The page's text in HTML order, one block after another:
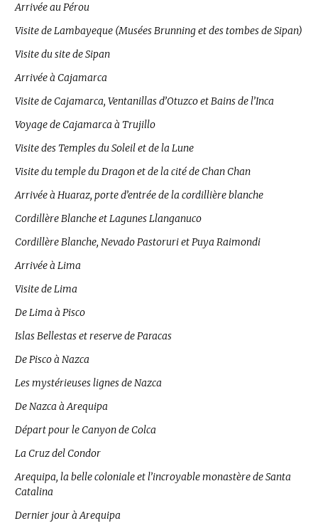
Arrivée au Pérou
Visite de Lambayeque (Musées Brunning et des tombes de Sipan)
Visite du site de Sipan
Arrivée à Cajamarca
Visite de Cajamarca, Ventanillas d’Otuzco et Bains de l’Inca
Voyage de Cajamarca à Trujillo
Visite des Temples du Soleil et de la Lune
Visite du temple du Dragon et de la cité de Chan Chan
Arrivée à Huaraz, porte d’entrée de la cordillière blanche
Cordillère Blanche et Lagunes Llanganuco
Cordillère Blanche, Nevado Pastoruri et Puya Raimondi
Arrivée à Lima
Visite de Lima
De Lima à Pisco
Islas Bellestas et reserve de Paracas
De Pisco à Nazca
Les mystérieuses lignes de Nazca
De Nazca à Arequipa
Départ pour le Canyon de Colca
La Cruz del Condor
Arequipa, la belle coloniale et l’incroyable monastère de Santa
Catalina
Dernier jour à Arequipa